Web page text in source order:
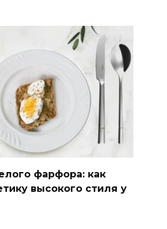
фарфора: как
высокого стиля у